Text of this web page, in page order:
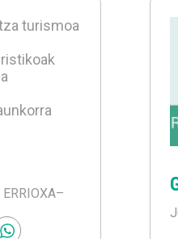
turismoa